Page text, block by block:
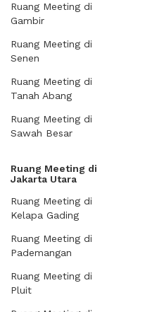
Ruang Meeting di
Gambir
Ruang Meeting di
Senen
Ruang Meeting di
Tanah Abang
Ruang Meeting di
Sawah Besar
Ruang Meeting di
Jakarta Utara
Ruang Meeting di
Kelapa Gading
Ruang Meeting di
Pademangan
Ruang Meeting di
Pluit